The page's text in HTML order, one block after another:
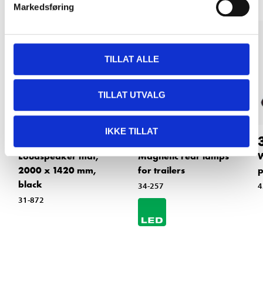
Markedsføring
TILLAT ALLE
TILLAT UTVALG
IKKE TILLAT
Loudspeaker mat,
2000 x 1420 mm,
black
31-872
399
Magnetic rear lamps
for trailers
34-257